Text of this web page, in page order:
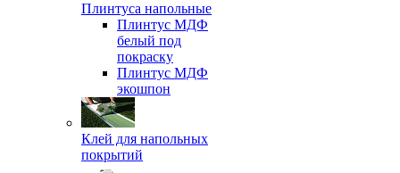
Плинтуса напольные
Плинтус МДФ
белый под
покраску
Плинтус МДФ
экошпон
Клей для напольных
покрытий